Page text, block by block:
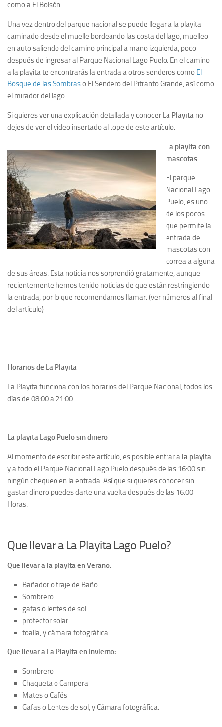
como a El Bolsón.
Una vez dentro del parque nacional se puede llegar a la playita
caminado desde el muelle bordeando las costa del lago, muelleo
en auto saliendo del camino principal a mano izquierda, poco
después de ingresar al Parque Nacional Lago Puelo. En el camino
a la playita te encontrarás la entrada a otros senderos como El
Bosque de las Sombraso El Sendero del Pitranto Grande, así como
el mirador del lago.
Si quieres ver una explicación detallada y conocer La Playita no
dejes de ver el video insertado al tope de este artículo.
La playita con
mascotas
El parque
Nacional Lago
Puelo, es uno
de los pocos
que permite la
entrada de
mascotas con
correa a alguna
de sus áreas. Esta noticia nos sorprendió gratamente, aunque
recientemente hemos tenido noticias de que están restringiendo
la entrada, por lo que recomendamos llamar. (ver números al final
del artículo)
Horarios de La Playita
La Playita funciona con los horarios del Parque Nacional, todos los
días de 08:00 a 21:00
La playita Lago Puelo sin dinero
Al momento de escribir este artículo, es posible entrar a la playita
y a todo el Parque Nacional Lago Puelo después de las 16:00 sin
ningún chequeo en la entrada. Así que si quieres conocer sin
gastar dinero puedes darte una vuelta después de las 16:00
Horas.
Que llevar a La Playita Lago Puelo?
Que llevar a la playita en Verano:
Bañador o traje de Baño
Sombrero
gafas o lentes de sol
protector solar
toalla, y cámara fotográfica.
Que llevar a La Playita en Invierno:
Sombrero
Chaqueta o Campera
Mates o Cafés
Gafas o Lentes de sol, y Cámara fotográfica.